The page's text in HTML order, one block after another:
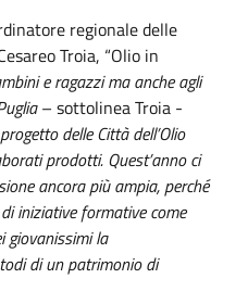
regionale delle
Troia, “Olio in
e ragazzi ma anche agli
– sottolinea Troia -
delle Città dell’Olio
prodotti. Quest’anno ci
ancora più ampia, perché
iniziative formative come
giovanissimi la
di un patrimonio di